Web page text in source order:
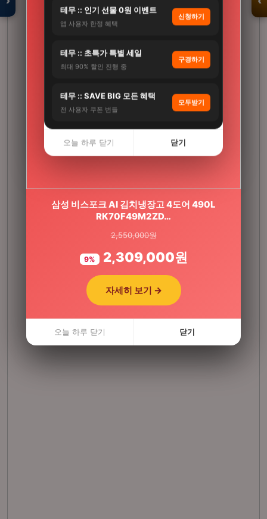
테무 :: 인기 선물 0원 이벤트
앱 사용자 한정 혜택
신청하기
테무 :: 초특가 특별 세일
최대 90% 할인 진행 중
구경하기
테무 :: SAVE BIG 모든 혜택
전 사용자 쿠폰 번들
모두받기
오늘 하루 닫기 닫기
[3+1] 동국제약 마이핏 V 활성엽산 임신준비 임산
부영양 30정, 4개
100,000원
68% 31,900원
자세히 보기 →
오늘 하루 닫기 닫기
삼성 비스포크 AI 김치냉장고 4도어 490L
RK70F49M2ZD…
2,550,000원
9% 2,309,000원
자세히 보기 →
오늘 하루 닫기 닫기